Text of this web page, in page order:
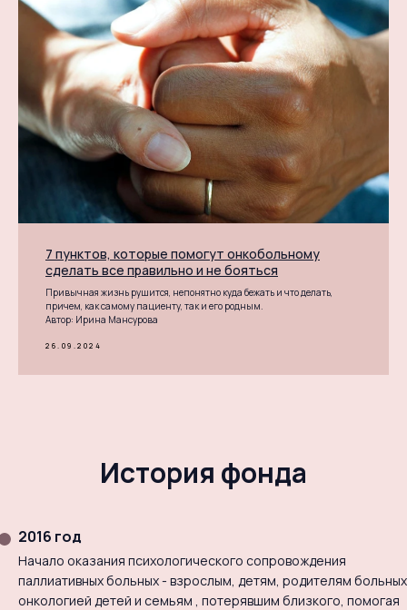
7 пунктов, которые помогут онкобольному
сделать все правильно и не бояться
Привычная жизнь рушится, непонятно куда бежать и что делать,
причем, как самому пациенту, так и его родным.
Автор: Ирина Мансурова
26.09.2024
История фонда
2016 год
Начало оказания психологического сопровождения
паллиативных больных - взрослым, детям, родителям больных
онкологией детей и семьям , потерявшим близкого, помогая